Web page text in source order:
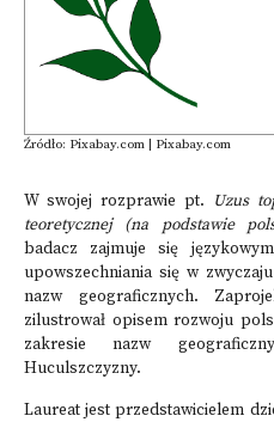
Źródło: Pixabay.com | Pixabay.com
W swojej rozprawie pt. Uzus
teoretycznej (na podstawie
badacz zajmuje się
upowszechniania się w
nazw geograficznych.
zilustrował opisem rozwoju
zakresie nazw
Huculszczyzny.
Laureat jest przedstawicielem